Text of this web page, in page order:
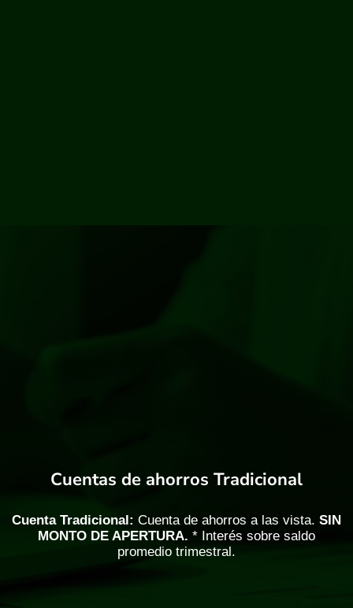
Cuentas de ahorros Tradicional
Cuenta Tradicional: Cuenta de ahorros a las vista. SIN
MONTO DE APERTURA. * Interés sobre saldo
promedio trimestral.